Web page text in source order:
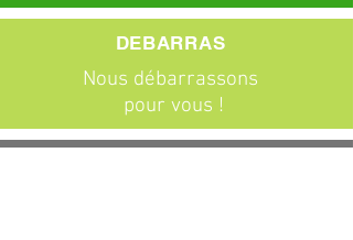
Nous débarrassons
pour vous !
DEBARRAS